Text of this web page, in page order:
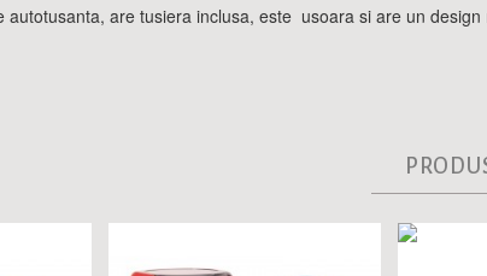
autotusanta, are tusiera inclusa, este usoara si are un design